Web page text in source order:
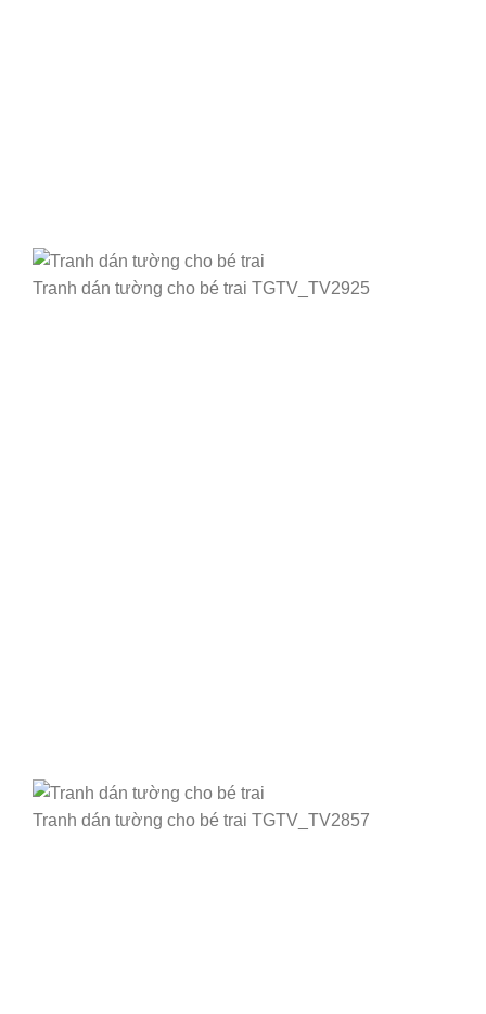
Tranh dán tường cho bé trai TGTV_TV2925
Tranh dán tường cho bé trai TGTV_TV2857